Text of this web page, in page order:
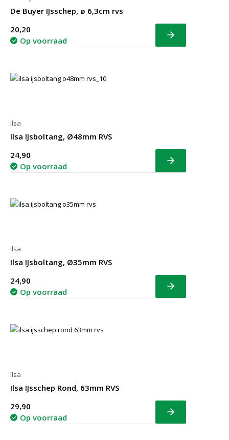
De Buyer IJsschep, ø 6,3cm rvs
20,20
Op voorraad
Bekijk
Ilsa
Ilsa IJsboltang, Ø48mm RVS
24,90
Op voorraad
Bekijk
Ilsa
Ilsa IJsboltang, Ø35mm RVS
24,90
Op voorraad
Bekijk
Ilsa
Ilsa IJsschep Rond, 63mm RVS
29,90
Op voorraad
Bekijk